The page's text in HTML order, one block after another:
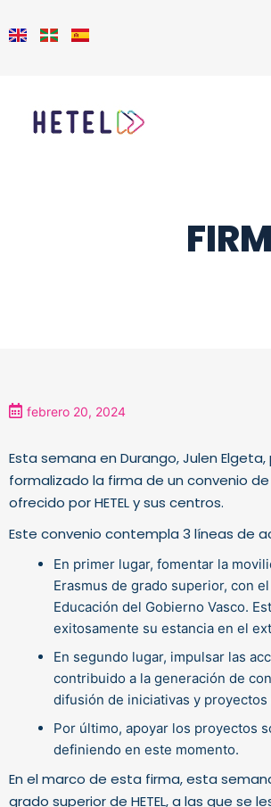
febrero 20, 2024
Esta semana en Durango, Julen
formalizado la firma de un convenio
ofrecido por HETEL y sus centros.
Este convenio contempla 3 líneas de
En primer lugar, fomentar la
Erasmus de grado superior, con
Educación del Gobierno Vasco.
exitosamente su estancia en el
En segundo lugar, impulsar las
contribuido a la generación de
difusión de iniciativas y proyectos
Por último, apoyar los proyectos
definiendo en este momento.
En el marco de esta firma, esta
grado superior de HETEL, a las que